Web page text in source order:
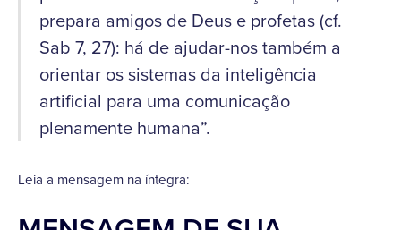
prepara amigos de Deus e profetas (cf.
Sab 7, 27): há de ajudar-nos também a
orientar os sistemas da inteligência
artificial para uma comunicação
plenamente humana”.
Leia a mensagem na íntegra: